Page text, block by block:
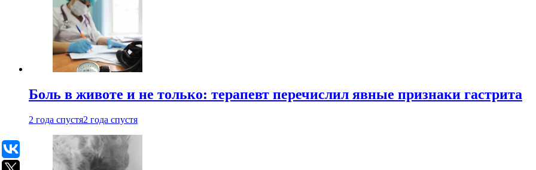
Боль в животе и не только: терапевт перечислил явные признаки гастрита
2 года спустя2 года спустя